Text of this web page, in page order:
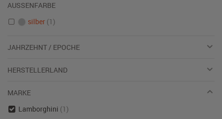
AUSSENFARBE
silber (1)
JAHRZEHNT / EPOCHE
HERSTELLERLAND
MARKE
Lamborghini (1)